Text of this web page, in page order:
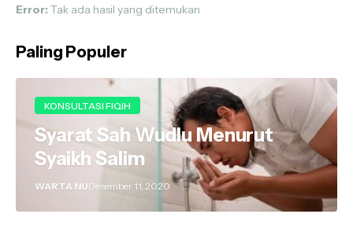
Error: Tak ada hasil yang ditemukan
Paling Populer
KONSULTASI FIQIH
Syarat Sah Wudlu Menurut
Syaikh Salim
WARTA NUDesember 11, 2020